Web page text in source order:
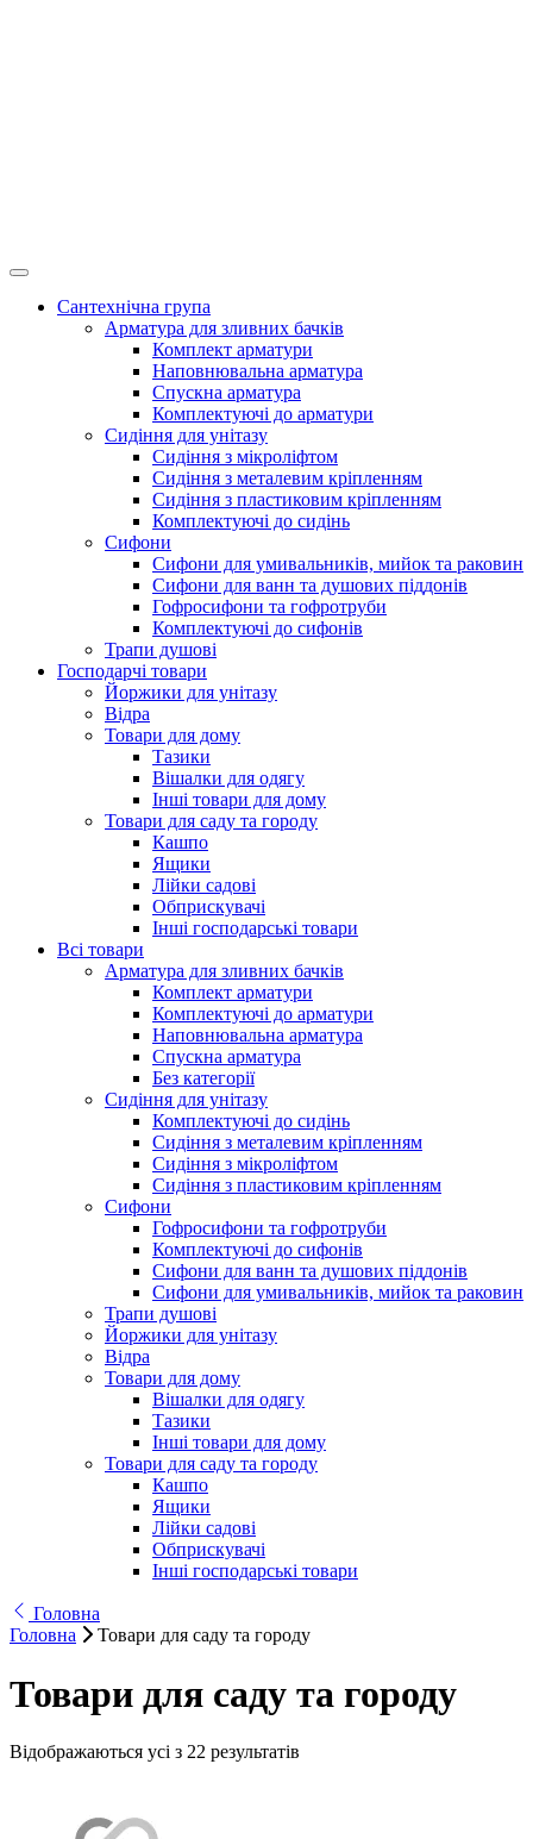
Сантехнічна група
Арматура для зливних бачків
Комплект арматури
Наповнювальна арматура
Спускна арматура
Комплектуючі до арматури
Сидіння для унітазу
Сидіння з мікроліфтом
Сидіння з металевим кріпленням
Сидіння з пластиковим кріпленням
Комплектуючі до сидінь
Сифони
Сифони для умивальників, мийок та раковин
Сифони для ванн та душових піддонів
Гофросифони та гофротруби
Комплектуючі до сифонів
Трапи душові
Господарчі товари
Йоржики для унітазу
Відра
Товари для дому
Тазики
Вішалки для одягу
Інші товари для дому
Товари для саду та городу
Кашпо
Ящики
Лійки садові
Обприскувачі
Інші господарські товари
Всі товари
Арматура для зливних бачків
Комплект арматури
Комплектуючі до арматури
Наповнювальна арматура
Спускна арматура
Без категорії
Сидіння для унітазу
Комплектуючі до сидінь
Сидіння з металевим кріпленням
Сидіння з мікроліфтом
Сидіння з пластиковим кріпленням
Сифони
Гофросифони та гофротруби
Комплектуючі до сифонів
Сифони для ванн та душових піддонів
Сифони для умивальників, мийок та раковин
Трапи душові
Йоржики для унітазу
Відра
Товари для дому
Вішалки для одягу
Тазики
Інші товари для дому
Товари для саду та городу
Кашпо
Ящики
Лійки садові
Обприскувачі
Інші господарські товари
Головна
Головна
Товари для саду та городу
Товари для саду та городу
Відображаються усі з 22 результатів